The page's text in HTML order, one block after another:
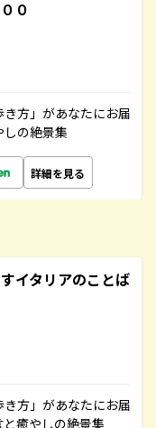
０
方」があなたにお届
の絶景集
詳細を見る
イタリアのことば
方」があなたにお届
癒やしの絶景集